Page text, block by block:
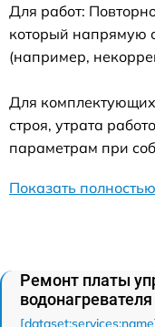
Для работ:
который напрямую
(например,
Для
строя, утрата
параметрам при
Показать полностью
Ремонт платы